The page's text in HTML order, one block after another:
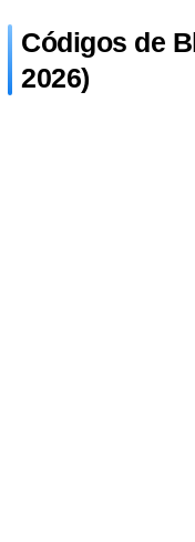
Códigos de
2026)